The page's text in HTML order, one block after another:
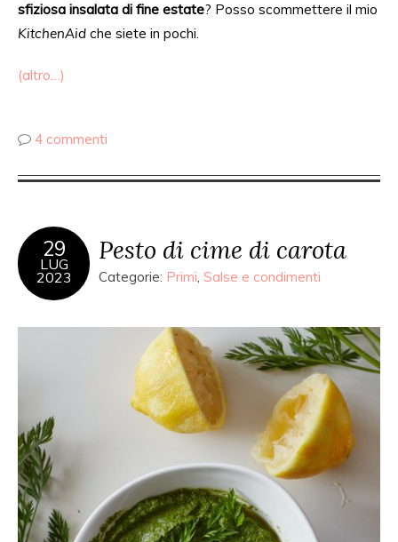
sfiziosa insalata di fine estate? Posso scommettere il mio
KitchenAid che siete in pochi.
(altro…)
4 commenti
29
LUG
2023
Pesto di cime di carota
Categorie: Primi, Salse e condimenti